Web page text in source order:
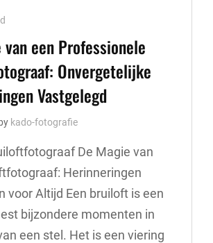
van een Professionele
Onvergetelijke
Vastgelegd
kado-fotografie
De Magie van
Herinneringen
voor Altijd Een bruiloft is een
bijzondere momenten in
een stel. Het is een viering